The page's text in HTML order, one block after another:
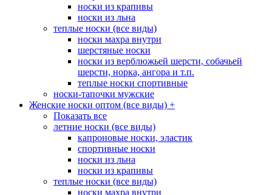
носки из крапивы
носки из льна
теплые носки (все виды)
носки махра внутри
шерстяные носки
носки из верблюжьей шерсти, собачьей
шерсти, норка, ангора и т.п.
теплые носки спортивные
носки-тапочки мужские
Женские носки оптом (все виды) +
Показать все
летние носки (все виды)
капроновые носки, эластик
спортивные носки
носки из льна
носки из крапивы
теплые носки (все виды)
носки махра внутри